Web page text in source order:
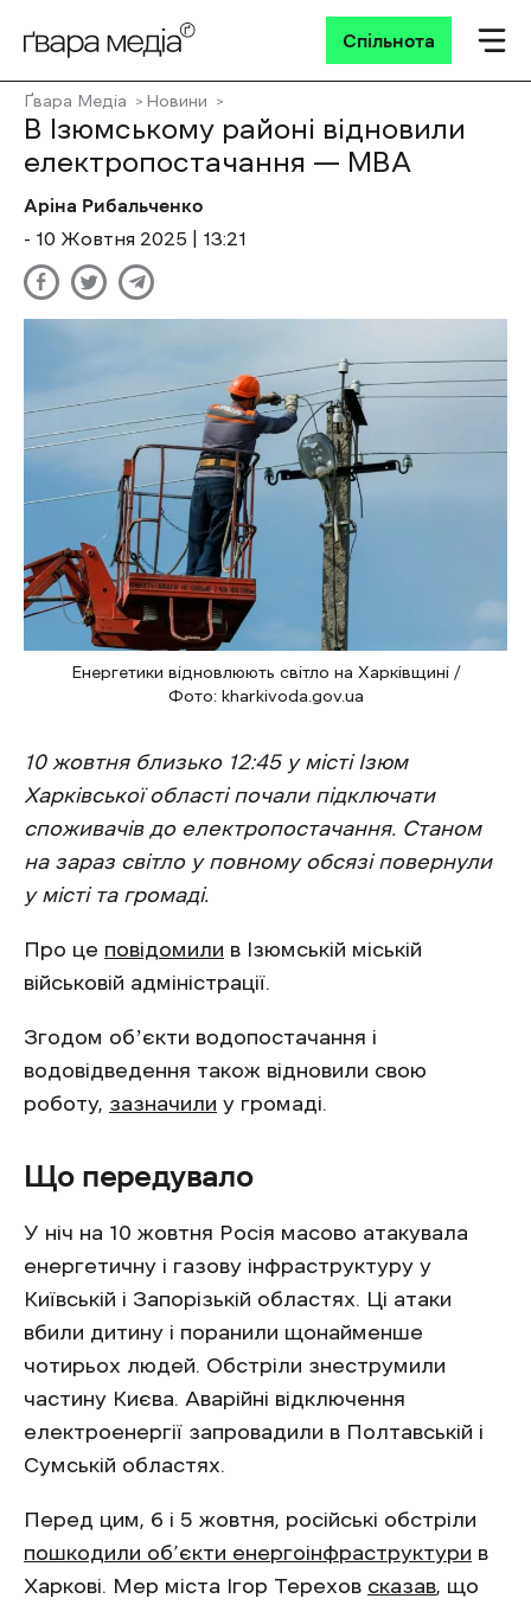
Спільнота
Ґвара Медіа Новини
В Ізюмському районі відновили
електропостачання — МВА
Аріна Рибальченко
- 10 Жовтня 2025 | 13:21
Енергетики відновлюють світло на Харківщині /
Фото: kharkivoda.gov.ua
10 жовтня близько 12:45 у місті Ізюм
Харківської області почали підключати
споживачів до електропостачання. Станом
на зараз світло у повному обсязі повернули
у місті та громаді.
Про це повідомили в Ізюмській міській
військовій адміністрації.
Згодом обʼєкти водопостачання і
водовідведення також відновили свою
роботу, зазначили у громаді.
Що передувало
У ніч на 10 жовтня Росія масово атакувала
енергетичну і газову інфраструктуру у
Київській і Запорізькій областях. Ці атаки
вбили дитину і поранили щонайменше
чотирьох людей. Обстріли знеструмили
частину Києва. Аварійні відключення
електроенергії запровадили в Полтавській і
Сумській областях.
Перед цим, 6 і 5 жовтня, російські обстріли
пошкодили об’єкти енергоінфраструктури в
Харкові. Мер міста Ігор Терехов сказав, що